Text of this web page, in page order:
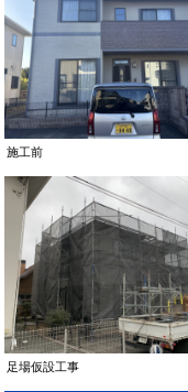
施工前
足場仮設工事